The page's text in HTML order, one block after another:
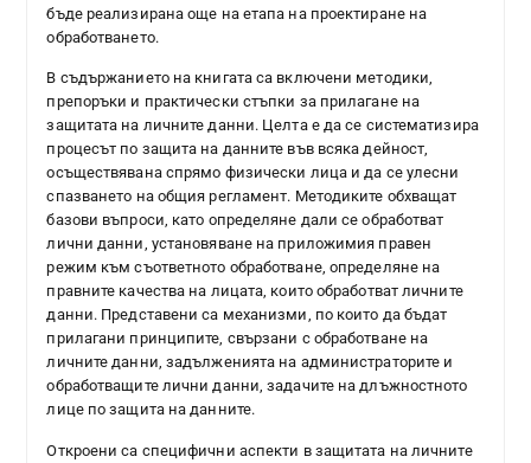
бъде реализирана още на етапа на проектиране на
обработването.
В съдържанието на книгата са включени методики,
препоръки и практически стъпки за прилагане на
защитата на личните данни. Целта е да се систематизира
процесът по защита на данните във всяка дейност,
осъществявана спрямо физически лица и да се улесни
спазването на общия регламент. Методиките обхващат
базови въпроси, като определяне дали се обработват
лични данни, установяване на приложимия правен
режим към съответното обработване, определяне на
правните качества на лицата, които обработват личните
данни. Представени са механизми, по които да бъдат
прилагани принципите, свързани с обработване на
личните данни, задълженията на администраторите и
обработващите лични данни, задачите на длъжностното
лице по защита на данните.
Откроени са специфични аспекти в защитата на личните